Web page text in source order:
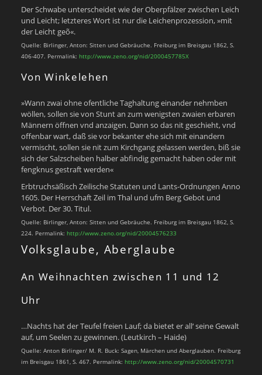
Der Schwabe unterscheidet wie der Oberpfälzer zwischen Leich
und Leicht; letzteres Wort ist nur die Leichenprozession, »mit
der Leicht geõ«.
Quelle: Birlinger, Anton: Sitten und Gebräuche. Freiburg im Breisgau 1862, S.
406-407. Permalink: http://www.zeno.org/nid/2000457785X
Von Winkelehen
»Wann zwai ohne ofentliche Taghaltung einander nehmben
wöllen, sollen sie von Stunt an zum wenigsten zwaien erbaren
Männern öffnen vnd anzaigen. Dann so das nit geschieht, vnd
offenbar wart, daß sie vor bekanter ehe sich mit einandern
vermischt, sollen sie nit zum Kirchgang gelassen werden, biß sie
sich der Salzscheiben halber abfindig gemacht haben oder mit
fengknus gestraft werden«
Erbtruchsäßisch Zeilische Statuten und Lants-Ordnungen Anno
1605. Der Herrschaft Zeil im Thal und ufm Berg Gebot und
Verbot. Der 30. Titul.
Quelle: Birlinger, Anton: Sitten und Gebräuche. Freiburg im Breisgau 1862, S.
224. Permalink: http://www.zeno.org/nid/20004576233
Volksglaube, Aberglaube
An Weihnachten zwischen 11 und 12
Uhr
…Nachts hat der Teufel freien Lauf; da bietet er all‘ seine Gewalt
auf, um Seelen zu gewinnen. (Leutkirch – Haide)
Quelle: Anton Birlinger/ M. R. Buck: Sagen, Märchen und Aberglauben. Freiburg
im Breisgau 1861, S. 467. Permalink: http://www.zeno.org/nid/20004570731